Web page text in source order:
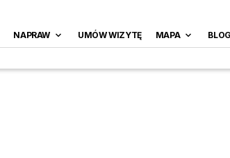
NAPRAW UMÓW WIZYTĘ MAPA BLOG